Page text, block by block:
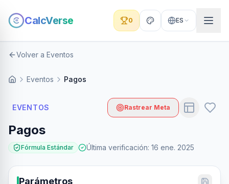
CalcVerse 0 ES
Volver a Eventos
Eventos Pagos
EVENTOS Rastrear Meta
Pagos
Fórmula Estándar Última verificación: 16 ene. 2025
Parámetros